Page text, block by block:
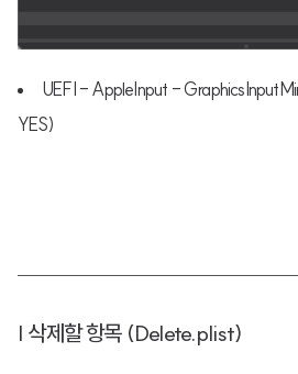
UEFI - AppleInput -
YES)
| 삭제할 항목 (Delete.plist)